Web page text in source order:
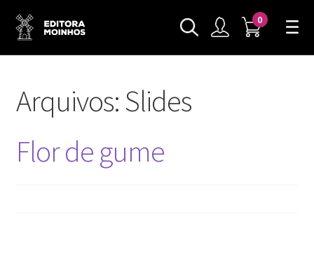
0
Arquivos:Slides
Flor de gume